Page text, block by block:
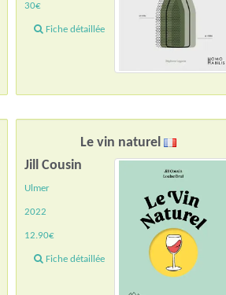
30€
Fiche détaillée
Le vin naturel
Jill Cousin
Ulmer
2022
12.90€
Fiche détaillée